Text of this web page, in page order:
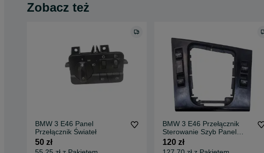
Zobacz też
BMW 3 E46 Panel
Przełącznik Świateł
50 zł
BMW 3 E46 Przełącznik
Sterowanie Szyb Panel
Sterowania
120 zł